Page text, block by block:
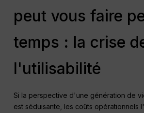
peut vous faire
temps : la crise
l'utilisabilité
Si la perspective d'une génération de
est séduisante, les coûts opérationnels